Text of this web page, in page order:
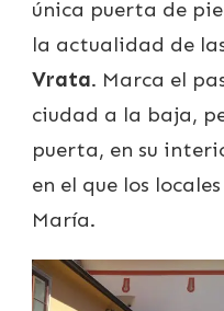
única puerta de
la actualidad de
Vrata. Marca el
ciudad a la baja,
puerta, en su
en el que los
María.